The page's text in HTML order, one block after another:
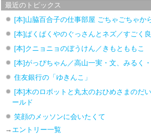
最近のトピックス
[本]山脇百合子の仕事部屋 ごちゃごちゃか
[本]ぱくぱくやのぐっさんとネズ／すごく
[本]クニョニョのぼうけん／きもとももこ
[本]がっぴちゃん／高山一実・文、みるく
住友銀行の「ゆきんこ」
[本]木のロボットと丸太のおひめさまのだ
ールド
笑顔のメッソンに会いたくて
→ エントリー一覧